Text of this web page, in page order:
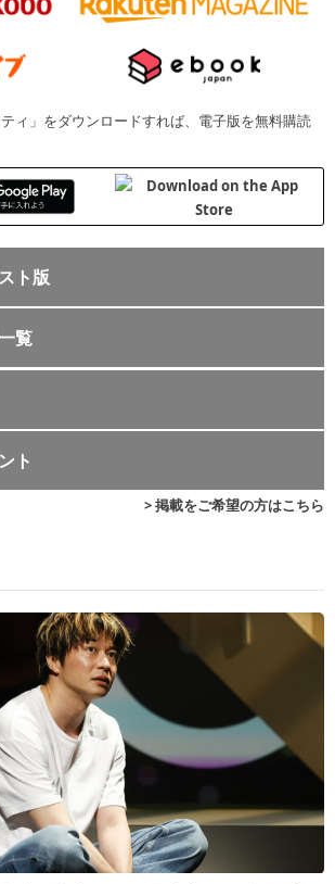
ィ」をダウンロードすれば、電子版を無料購読
ト版
覧
ト
> 掲載をご希望の方はこちら